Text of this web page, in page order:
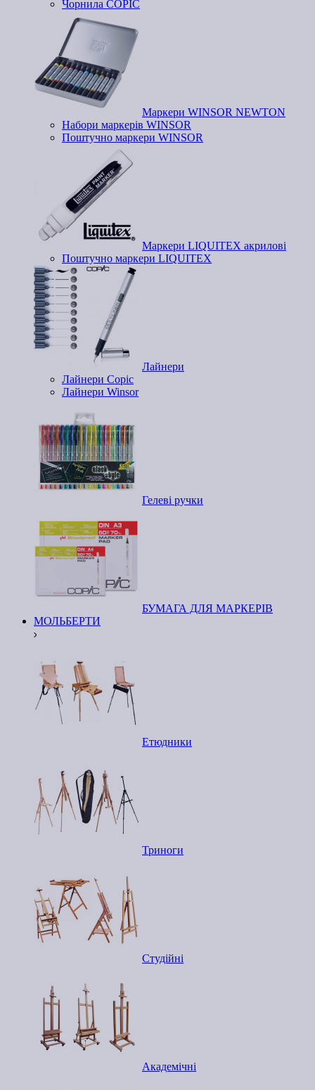
Чорнила COPIC
Маркери WINSOR NEWTON
Набори маркерів WINSOR
Поштучно маркери WINSOR
Маркери LIQUITEX акрилові
Поштучно маркери LIQUITEX
Лайнери
Лайнери Copic
Лайнери Winsor
Гелеві ручки
БУМАГА ДЛЯ МАРКЕРІВ
МОЛЬБЕРТИ
Етюдники
Триноги
Студійні
Академічні